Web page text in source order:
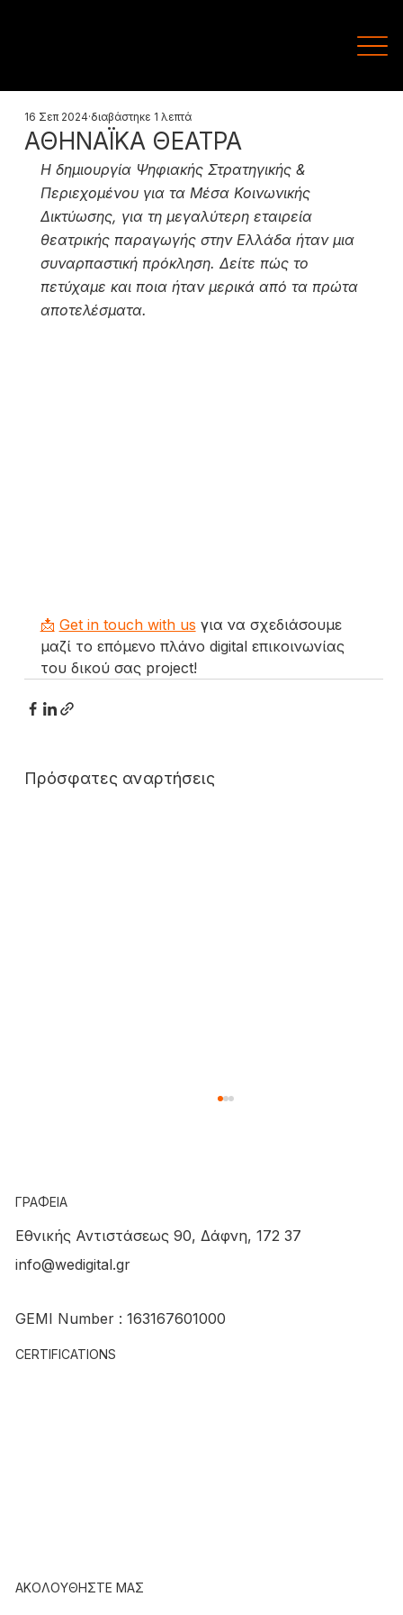
ΑΘΗΝΑΪΚΑ ΘΕΑΤΡΑ
16 Σεπ 2024 διαβάστηκε 1 λεπτά
Η δημιουργία Ψηφιακής Στρατηγικής &
Περιεχομένου για τα Μέσα Κοινωνικής
Δικτύωσης, για τη μεγαλύτερη εταιρεία
θεατρικής παραγωγής στην Ελλάδα ήταν μια
συναρπαστική πρόκληση. Δείτε πώς το
πετύχαμε και ποια ήταν μερικά από τα πρώτα
αποτελέσματα.
📩 Get in touch with us για να σχεδιάσουμε
μαζί το επόμενο πλάνο digital επικοινωνίας
του δικού σας project!
Πρόσφατες αναρτήσεις
και Παραγωγή Περιεχομένου
ΓΡΑΦΕΙΑ
Εθνικής Αντιστάσεως 90, Δάφνη, 172 37
info@wedigital.gr
GEMI Number : 163167601000
CERTIFICATIONS
ΑΚΟΛΟΥΘΗΣΤΕ ΜΑΣ